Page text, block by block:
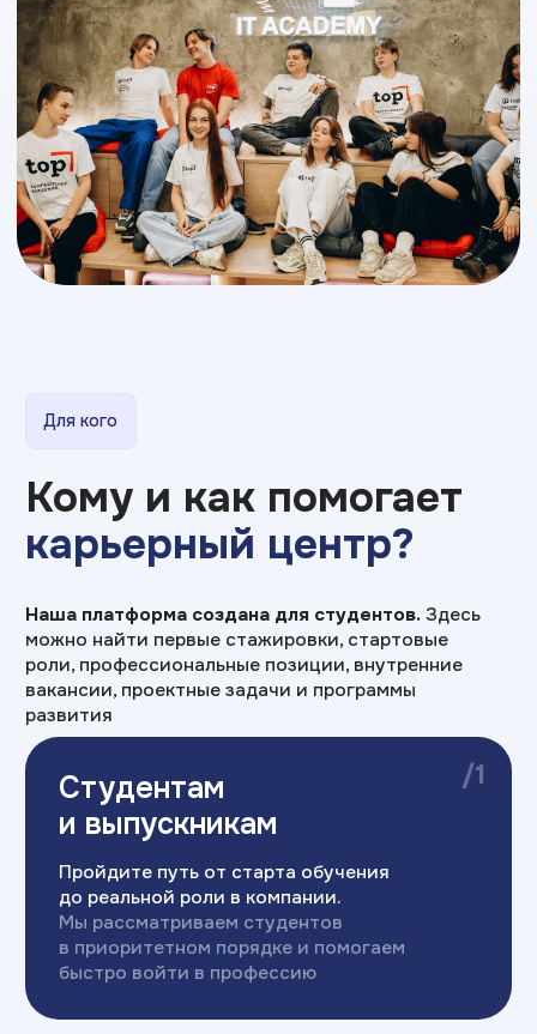
Для кого
Наша платформа создана для студентов.Здесь
можно найти первые стажировки, стартовые
роли, профессиональные позиции, внутренние
Кому и как помогает
карьерный центр?
в приоритетном порядке и помогаем
быстро войти в профессию
Специалистам
с опытом
Работайте в команде лидеров EdTech-
рынка. Получайте доступ к проектам,
где ваш опыт важен и заметен
/3
карьеры
Практика на профильных предприятиях
с 1 курса.
регулярные митапы
с руководителями
серьезное портфолио
специалиста по результатам
выполнения проектных заданий